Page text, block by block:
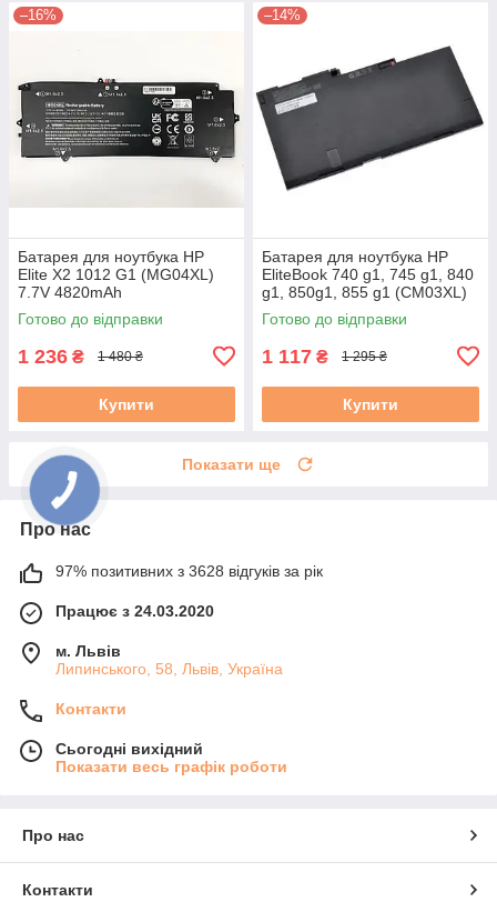
–16%
Батарея для ноутбука HP
Elite X2 1012 G1 (MG04XL)
7.7V 4820mAh
Готово до відправки
1 236 ₴ 1 480 ₴
Купити
–14%
Батарея для ноутбука HP
EliteBook 740 g1, 745 g1, 840
g1, 850g1, 855 g1 (CM03XL)
11.1V 3900mAh
Готово до відправки
1 117 ₴ 1 295 ₴
Купити
Показати ще
Про нас
97% позитивних з 3628 відгуків за рік
Працює з 24.03.2020
м. Львів
Липинського, 58, Львів, Україна
Контакти
Сьогодні вихідний
Показати весь графік роботи
Про нас
Контакти